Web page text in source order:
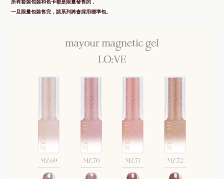
所有套裝包裝和色卡都是限量發售的，
一旦限量包裝售完，該系列將會採用標準包。